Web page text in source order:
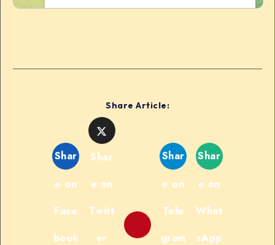
Share Article:
Shar
e on
Face
book
Shar
e on
Twitt
er
Shar
e on
Tele
gram
Shar
e on
What
sApp